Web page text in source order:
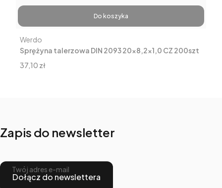
Do koszyka
Sprężyna talerzowa DIN 2093 20x8,2x1,0 CZ 200szt
Producent
Werdo
Cena
37,10 zł
Zapis do newsletter
Twój adres e-mail
Dołącz do newslettera